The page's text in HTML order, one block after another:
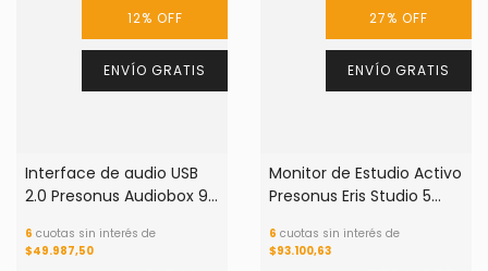
12% OFF
ENVÍO GRATIS
Interface de audio USB
2.0 Presonus Audiobox 96
6 cuotas sin interés de
$49.987,50
27% OFF
ENVÍO GRATIS
Monitor de Estudio Activo
Presonus Eris Studio 5
6 cuotas sin interés de
$93.100,63